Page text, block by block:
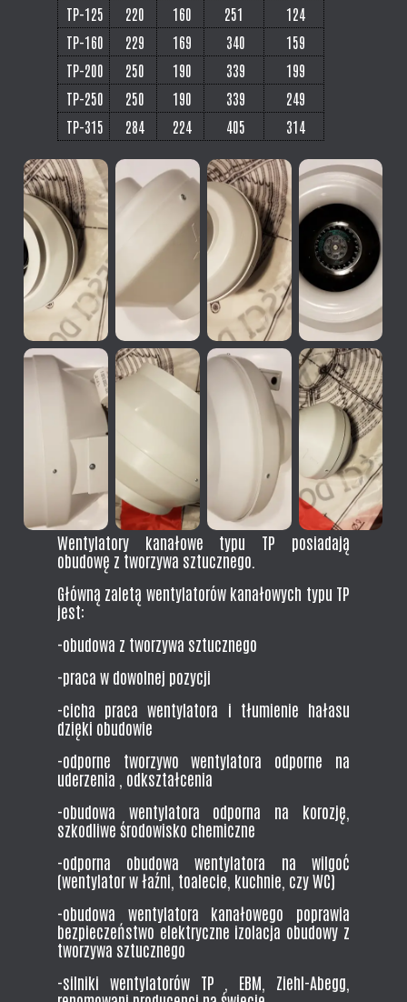
TP-125
220 160 251
124
TP-160
229 169 340
159
TP-200
250 190 339
199
TP-250
250 190 339
249
TP-315
284 224 405 314
Wentylatory kanałowe typu TP posiadają
obudowę z tworzywa sztucznego.
Główną zaletą wentylatorów kanałowych typu TP
jest:
-obudowa z tworzywa sztucznego
-praca w dowolnej pozycji
-cicha praca wentylatora i tłumienie hałasu
dzięki obudowie
-odporne tworzywo wentylatora odporne na
uderzenia , odkształcenia
-obudowa wentylatora odporna na korozję,
szkodliwe środowisko chemiczne
-odporna obudowa wentylatora na wilgoć
(wentylator w łaźni, toalecie, kuchnie, czy WC)
-obudowa wentylatora kanałowego poprawia
bezpieczeństwo elektryczne izolacja obudowy z
tworzywa sztucznego
-silniki wentylatorów TP , EBM, Ziehl-Abegg,